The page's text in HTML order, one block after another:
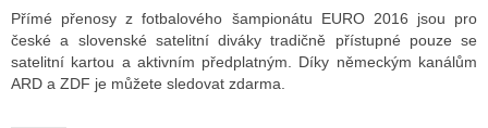
STRÁNKY RÁDIÍ
STRÁNKY TV
Přímé přenosy z fotbalového šampionátu EURO 2016 jsou pro
české a slovenské satelitní diváky tradičně přístupné pouze se
satelitní kartou a aktivním předplatným. Díky německým kanálům
ARD a ZDF je můžete sledovat zdarma.